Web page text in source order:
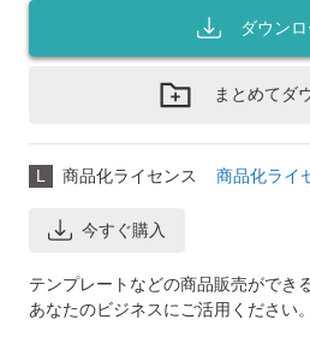
ダウン
まとめてダ
L 商品化ライセンス 商品化ライ
今すぐ購入
テンプレートなどの商品販売ができ
あなたのビジネスにご活用ください。